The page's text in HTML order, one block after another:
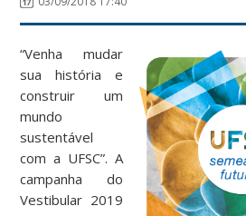
“Venha mudar
sua história e
construir um
mundo
sustentável
com a UFSC”. A
campanha do
Vestibular 2019